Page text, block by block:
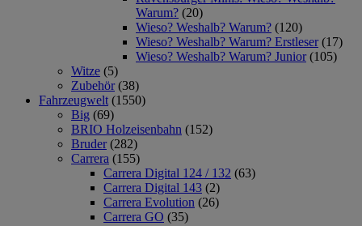
Warum? (20)
Wieso? Weshalb? Warum? (120)
Wieso? Weshalb? Warum? Erstleser (17)
Wieso? Weshalb? Warum? Junior (105)
Witze (5)
Zubehör (38)
Fahrzeugwelt (1550)
Big (69)
BRIO Holzeisenbahn (152)
Bruder (282)
Carrera (155)
Carrera Digital 124 / 132 (63)
Carrera Digital 143 (2)
Carrera Evolution (26)
Carrera GO (35)